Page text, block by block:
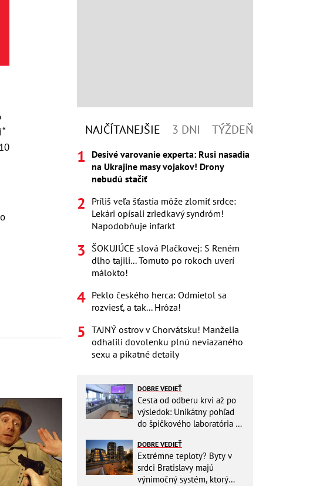
NAJČÍTANEJŠIE 3 DNI TÝŽDEŇ
Desivé varovanie experta: Rusi nasadia
na Ukrajine masy vojakov! Drony
nebudú stačiť
Príliš veľa šťastia môže zlomiť srdce:
Lekári opísali zriedkavý syndróm!
Napodobňuje infarkt
ŠOKUJÚCE slová Plačkovej: S Reném
dlho tajili... Tomuto po rokoch uverí
málokto!
Peklo českého herca: Odmietol sa
rozviesť, a tak... Hrôza!
TAJNÝ ostrov v Chorvátsku! Manželia
odhalili dovolenku plnú neviazaného
sexu a pikatné detaily
DOBRE VEDIEŤ
Cesta od odberu krvi až po
výsledok: Unikátny pohľad
do špičkového laboratória na
DOBRE VEDIEŤ
Extrémne teploty? Byty v
srdci Bratislavy majú
výnimočný systém, ktorý